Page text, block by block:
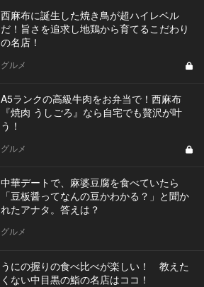
西麻布に誕生した焼き鳥が超ハイレベル
だ！旨さを追求し地鶏から育てるこだわり
の名店！
グルメ
A5ランクの高級牛肉をお弁当で！西麻布
『焼肉 うしごろ』なら自宅でも贅沢が叶
う！
グルメ
中華デートで、麻婆豆腐を食べていたら
「豆板醤ってなんの豆かわかる？」と聞か
れたアナタ。答えは？
グルメ
うにの握りの食べ比べが楽しい！ 教えた
くない中目黒の鮨の名店はココ！